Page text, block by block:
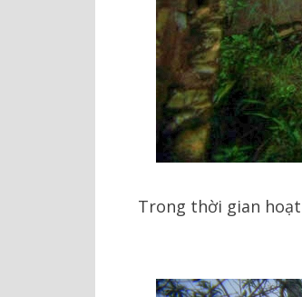
Trong thời gian